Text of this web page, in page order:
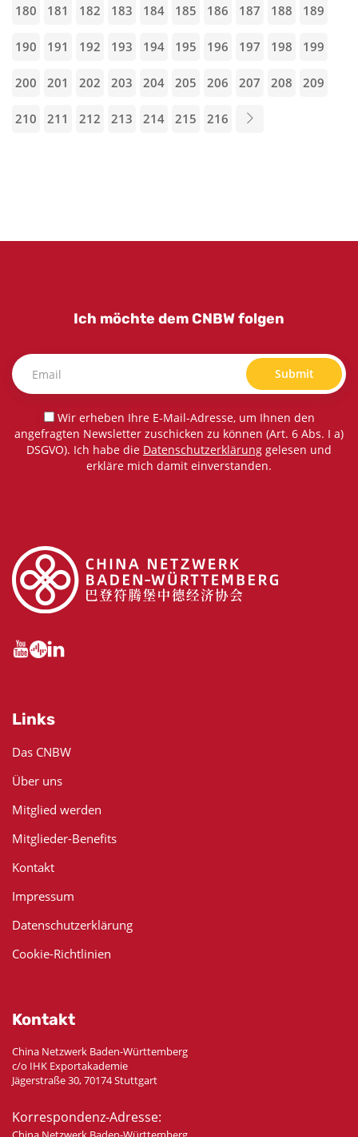
180 181 182 183 184 185 186 187 188 189
190 191 192 193 194 195 196 197 198 199
200 201 202 203 204 205 206 207 208 209
210 211 212 213 214 215 216
Ich möchte dem CNBW folgen
Submit
Wir erheben Ihre E-Mail-Adresse, um Ihnen den
angefragten Newsletter zuschicken zu können (Art. 6 Abs. I a)
DSGVO). Ich habe die Datenschutzerklärung gelesen und
erkläre mich damit einverstanden.
Links
Das CNBW
Über uns
Mitglied werden
Mitglieder-Benefits
Kontakt
Impressum
Datenschutzerklärung
Cookie-Richtlinien
Kontakt
China Netzwerk Baden-Württemberg
c/o IHK Exportakademie
Jägerstraße 30, 70174 Stuttgart
Korrespondenz-Adresse: